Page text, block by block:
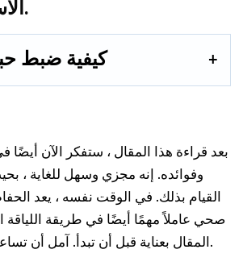
الأسئلة المتداولة.
1. كيفية ضبط
بعد قراءة هذا المقال ، ستفكر الآن أيضًا
وفوائده. إنه مجزي وسهل للغاية ،
القيام بذلك. في الوقت نفسه ، يعد
صحي عاملاً مهمًا أيضًا في طريقة اللياقة
المقال بعناية قبل أن تبدأ. آمل أن تساعدك هذه المعلومات.